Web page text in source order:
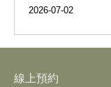
2026-07-02
線上預約